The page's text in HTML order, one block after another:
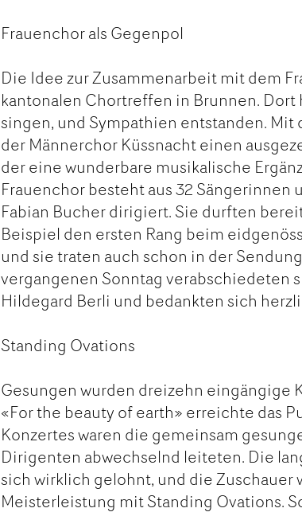
Frauenchor als Gegenpol
Die Idee zur Zusammenarbeit mit dem
kantonalen Chortreffen in Brunnen.
singen, und Sympathien entstanden.
der Männerchor Küssnacht einen
der eine wunderbare musikalische
Frauenchor besteht aus 32 Sängerinnen
Fabian Bucher dirigiert. Sie durften
Beispiel den ersten Rang beim
und sie traten auch schon in der
vergangenen Sonntag verabschiedeten
Hildegard Berli und bedankten sich
Standing Ovations
Gesungen wurden dreizehn eingängige
«For the beauty of earth» erreichte das
Konzertes waren die gemeinsam
Dirigenten abwechselnd leiteten. Die
sich wirklich gelohnt, und die
Meisterleistung mit Standing Ovations.